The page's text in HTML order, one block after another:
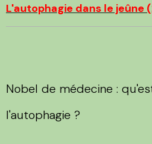
L'autophagie dans le jeûne
Nobel de médecine :
l'autophagie ?